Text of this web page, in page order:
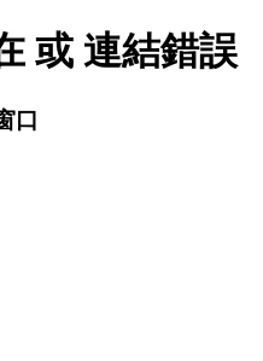
或 連結錯誤
口